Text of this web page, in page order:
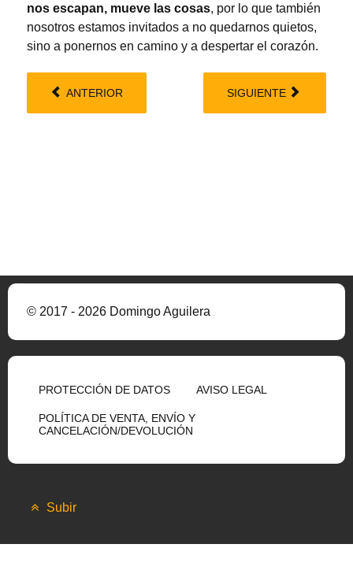
nos escapan, mueve las cosas, por lo que también
nosotros estamos invitados a no quedarnos quietos,
sino a ponernos en camino y a despertar el corazón.
ANTERIOR SIGUIENTE
© 2017 - 2026 Domingo Aguilera
PROTECCIÓN DE DATOS AVISO LEGAL
POLÍTICA DE VENTA, ENVÍO Y
CANCELACIÓN/DEVOLUCIÓN
Subir